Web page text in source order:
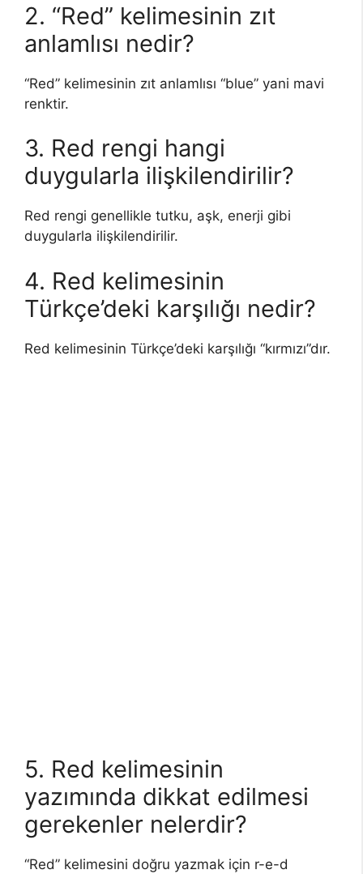
2. “Red” kelimesinin zıt
anlamlısı nedir?
“Red” kelimesinin zıt anlamlısı “blue” yani mavi
renktir.
3. Red rengi hangi
duygularla ilişkilendirilir?
Red rengi genellikle tutku, aşk, enerji gibi
duygularla ilişkilendirilir.
4. Red kelimesinin
Türkçe’deki karşılığı nedir?
Red kelimesinin Türkçe’deki karşılığı “kırmızı”dır.
5. Red kelimesinin
yazımında dikkat edilmesi
gerekenler nelerdir?
“Red” kelimesini doğru yazmak için r-e-d